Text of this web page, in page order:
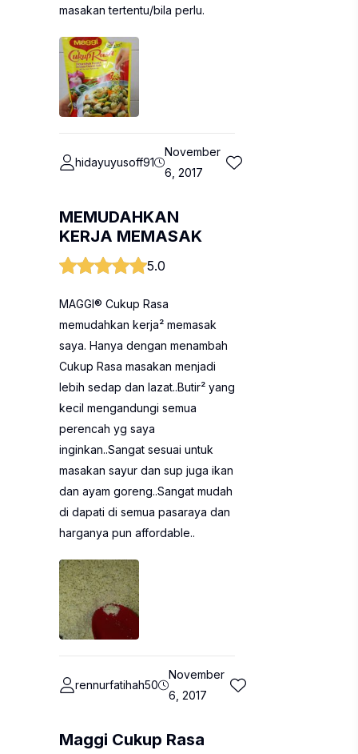
masakan tertentu/bila perlu.
hidayuyusoff91
November
6, 2017
MEMUDAHKAN
KERJA MEMASAK
5.0
MAGGI® Cukup Rasa
memudahkan kerja² memasak
saya. Hanya dengan menambah
Cukup Rasa masakan menjadi
lebih sedap dan lazat..Butir² yang
kecil mengandungi semua
perencah yg saya
inginkan..Sangat sesuai untuk
masakan sayur dan sup juga ikan
dan ayam goreng..Sangat mudah
di dapati di semua pasaraya dan
harganya pun affordable..
rennurfatihah50
November
6, 2017
Maggi Cukup Rasa